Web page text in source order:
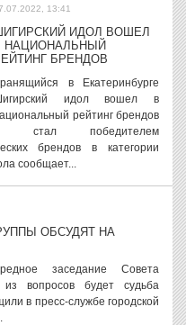
13:41
ИДОЛ ВОШЕЛ
НАЦИОНАЛЬНЫЙ
БРЕНДОВ
в Екатеринбурге
идол вошел в
рейтинг брендов
стал победителем
брендов в категории
сообщает...
ОБСУДЯТ НА
заседание Совета
вопросов будет судьба
в пресс-службе городской